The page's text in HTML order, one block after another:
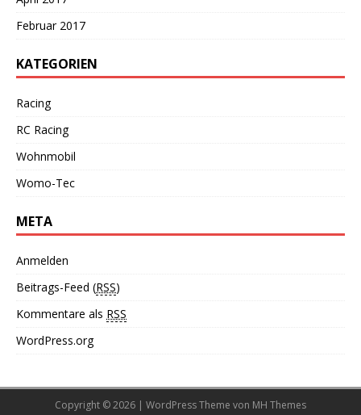
Februar 2017
KATEGORIEN
Racing
RC Racing
Wohnmobil
Womo-Tec
META
Anmelden
Beitrags-Feed (RSS)
Kommentare als RSS
WordPress.org
Copyright © 2026 | WordPress Theme von MH Themes